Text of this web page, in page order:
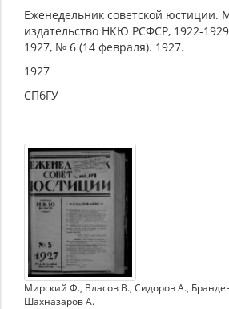
Еженедельник советской юстиции.
издательство НКЮ РСФСР, 1922-
1927, № 6 (14 февраля). 1927.
1927
СПбГУ
Мирский Ф., Власов В., Сидоров А.,
Шахназаров А.